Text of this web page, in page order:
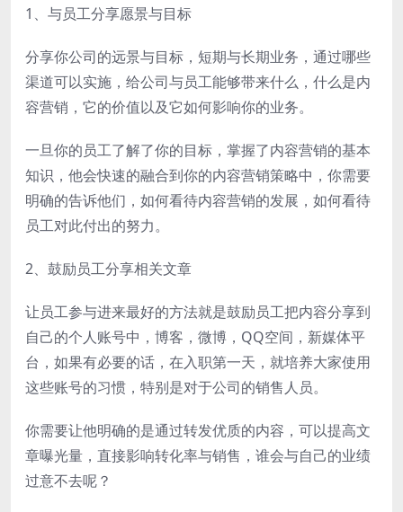
1、与员工分享愿景与目标
分享你公司的远景与目标，短期与长期业务，通过哪些
渠道可以实施，给公司与员工能够带来什么，什么是内
容营销，它的价值以及它如何影响你的业务。
一旦你的员工了解了你的目标，掌握了内容营销的基本
知识，他会快速的融合到你的内容营销策略中，你需要
明确的告诉他们，如何看待内容营销的发展，如何看待
员工对此付出的努力。
2、鼓励员工分享相关文章
让员工参与进来最好的方法就是鼓励员工把内容分享到
自己的个人账号中，博客，微博，QQ空间，新媒体平
台，如果有必要的话，在入职第一天，就培养大家使用
这些账号的习惯，特别是对于公司的销售人员。
你需要让他明确的是通过转发优质的内容，可以提高文
章曝光量，直接影响转化率与销售，谁会与自己的业绩
过意不去呢？